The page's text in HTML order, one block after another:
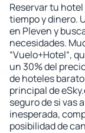
Reservar tu
tiempo y dinero.
en Pleven y
necesidades.
“Vuelo+Hotel“,
un 30% del
de hoteles
principal de
seguro de si vas
inesperada,
posibilidad de